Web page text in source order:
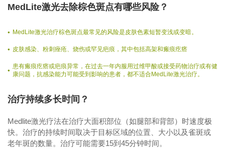
MedLite激光去除棕色斑点有哪些风险？
MedLite激光治疗棕色斑点最常见的风险是皮肤色素短暂变浅或变暗。
皮肤感染、粉刺痤疮、烧伤或罕见疤痕，其中包括高架和瘢痕疙瘩
患有瘢痕疙瘩或疤痕异常，在过去一年内服用过维甲酸或接受药物治疗或有健
康问题，抗感染能力可能受到影响的患者，都不适合MedLite激光治疗。
治疗持续多长时间？
Medlite激光疗法在治疗大面积部位（如腿部和背部）时速度极
快。治疗的持续时间取决于目标区域的位置、大小以及雀斑或
老年斑的数量。治疗可能需要15到45分钟时间。